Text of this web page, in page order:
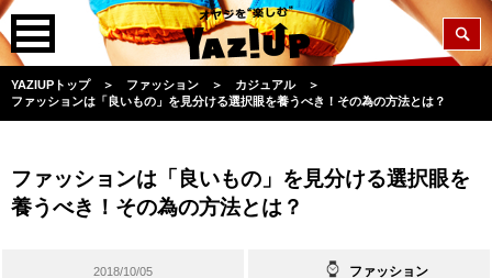
YAZIUPトップ ＞ ファッション ＞ カジュアル
＞
ファッションは「良いもの」を見分ける選択眼を養うべき！その為の方法とは？
ファッションは「良いもの」を見分ける選択眼を
養うべき！その為の方法とは？
2018/10/05 ファッション